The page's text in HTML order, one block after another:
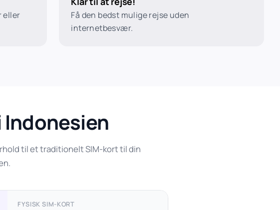
eller
Få den bedst mulige rejse uden
internetbesvær.
Indonesien
til et traditionelt SIM-kort til din
FYSISK SIM-KORT